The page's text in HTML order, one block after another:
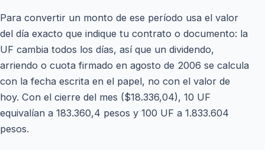
Para convertir un monto de ese período usa el valor
del día exacto que indique tu contrato o documento: la
UF cambia todos los días, así que un dividendo,
arriendo o cuota firmado en agosto de 2006 se calcula
con la fecha escrita en el papel, no con el valor de
hoy. Con el cierre del mes ($18.336,04), 10 UF
equivalían a 183.360,4 pesos y 100 UF a 1.833.604
pesos.